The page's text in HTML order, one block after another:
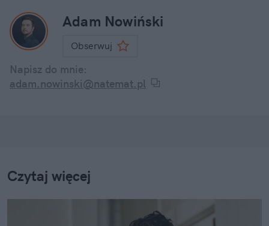
Adam Nowiński
Obserwuj
Napisz do mnie:
adam.nowinski@natemat.pl
Czytaj więcej